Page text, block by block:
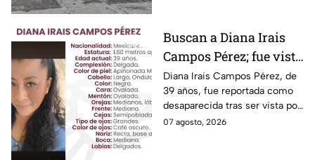
Buscan a Diana Irais
Campos Pérez; fue vista
por última vez en la
ciudad de Puebla
Diana Irais Campos Pérez, de
39 años, fue reportada como
desaparecida tras ser vista por
última vez el 6 de agosto en
07 agosto, 2026